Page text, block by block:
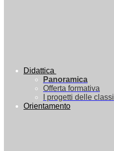
Didattica
Panoramica
Offerta formativa
I progetti delle classi
Orientamento